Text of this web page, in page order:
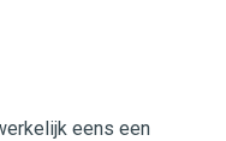
eens een